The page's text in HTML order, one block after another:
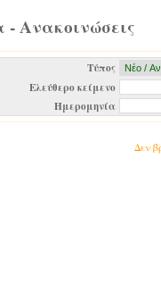
- Ανακοινώσεις
Τύπος
Ελεύθερο κείμενο
Ημερομηνία
Δεν